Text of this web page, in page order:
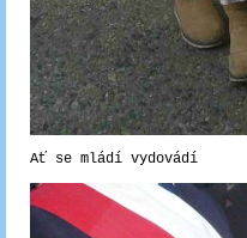
Ať se mládí vydovádí